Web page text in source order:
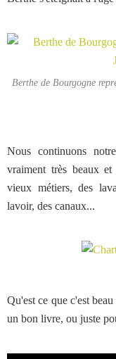
Berthe de Bourgogne
Nous continuons
vraiment très beaux et
vieux métiers, des
lavoir, des canaux...
Qu'est ce que c'est
un bon livre, ou juste